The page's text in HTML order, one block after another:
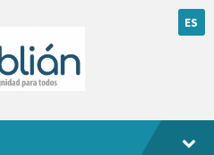
ES